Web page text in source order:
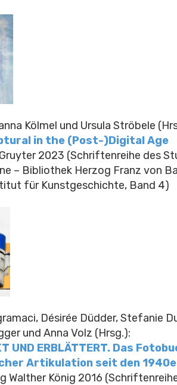
Kölmel und Ursula Ströbele
in the (Post-)Digital Age
2023 (Schriftenreihe des
– Bibliothek Herzog Franz von
für Kunstgeschichte, Band 4)
Désirée Düdder, Stefanie
und Anna Volz (Hrsg.):
UND ERBLÄTTERT. Das
Artikulation seit den
Walther König 2016